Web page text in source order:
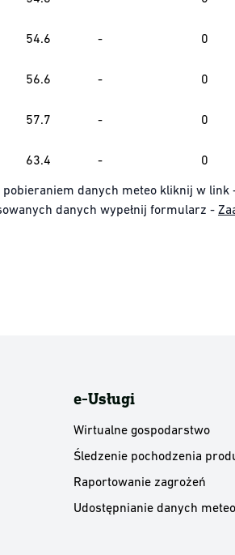
54.6 - 0
56.6 - 0
57.7 - 0
63.4 - 0
danych meteo kliknij w link
danych wypełnij formularz -
e-Usługi
Wirtualne gospodarstwo
Śledzenie pochodzenia
Raportowanie zagrożeń
Udostępnianie danych